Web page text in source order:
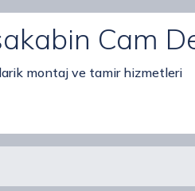
Cam
montaj ve tamir hizmetleri